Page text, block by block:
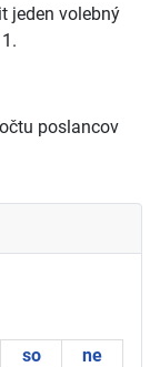
jeden volebný
poslancov
so
ne